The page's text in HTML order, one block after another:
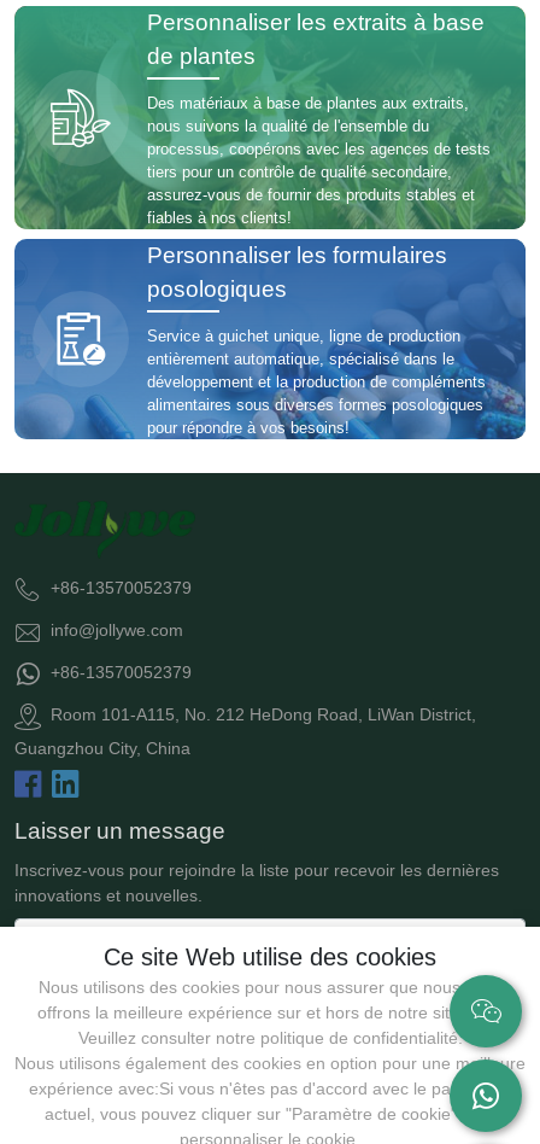
Personnaliser les extraits à base
de plantes
Des matériaux à base de plantes aux extraits,
nous suivons la qualité de l'ensemble du
processus, coopérons avec les agences de tests
tiers pour un contrôle de qualité secondaire,
assurez-vous de fournir des produits stables et
fiables à nos clients!
Personnaliser les formulaires
posologiques
Service à guichet unique, ligne de production
entièrement automatique, spécialisé dans le
développement et la production de compléments
alimentaires sous diverses formes posologiques
pour répondre à vos besoins!
Ce site Web utilise des cookies
Nous utilisons des cookies pour nous assurer que nous vous
offrons la meilleure expérience sur et hors de notre site Web.
Veuillez consulter notre politique de confidentialité.
Nous utilisons également des cookies en option pour une meilleure
expérience avec:Si vous n'êtes pas d'accord avec le paramètre
actuel, vous pouvez cliquer sur "Paramètre de cookie" pour
personnaliser le cookie.
+86-13570052379
info@jollywe.com
+86-13570052379
Room 101-A115, No. 212 HeDong Road, LiWan District,
Guangzhou City, China
Laisser un message
Inscrivez-vous pour rejoindre la liste pour recevoir les dernières
innovations et nouvelles.